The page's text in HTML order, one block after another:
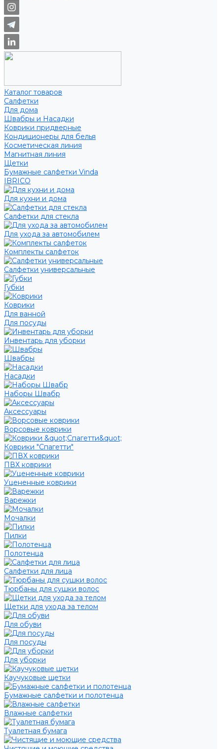
Каталог товаров
Салфетки
Для дома
Швабры и Насадки
Коврики придверные
Кондиционеры для белья
Косметическая линия
Магнитная линия
Щетки
Бумажные салфетки Vinda
IBRICO
Для кухни и дома
Салфетки для стекла
Для ухода за автомобилем
Комплекты салфеток
Салфетки универсальные
Губки
Коврики
Для ванной
Для посуды
Инвентарь для уборки
Швабры
Насадки
Наборы Швабр
Аксессуары
Ворсовые коврики
Коврики "Спагетти"
ПВХ коврики
Уцененные коврики
Варежки
Мочалки
Пилки
Полотенца
Салфетки для лица
Тюрбаны для сушки волос
Щетки для ухода за телом
Для обуви
Для посуды
Для уборки
Каучуковые щетки
Бумажные салфетки и полотенца
Влажные салфетки
Туалетная бумага